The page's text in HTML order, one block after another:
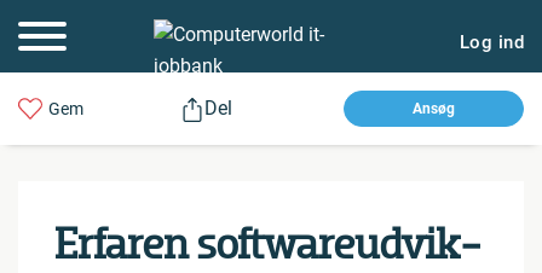
Log ind
Gem Del Ansøg
Erfaren softwa­re­ud­vik­